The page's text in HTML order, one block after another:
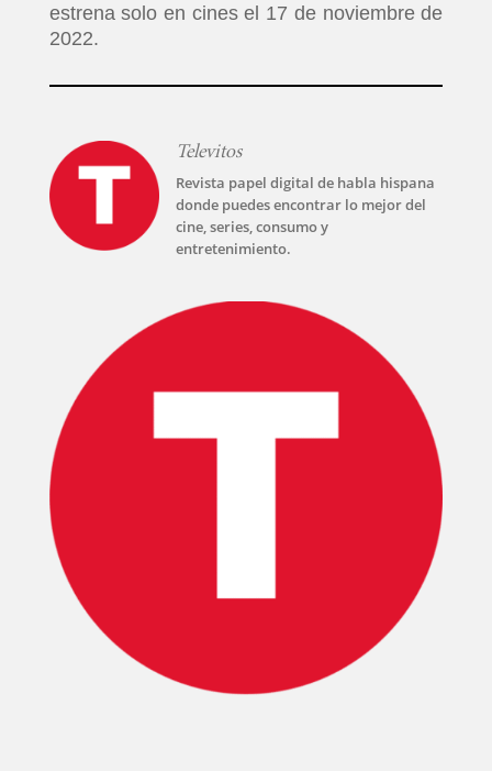
estrena solo en cines el 17 de noviembre de
2022.
Televitos
Revista papel digital de habla hispana
donde puedes encontrar lo mejor del
cine, series, consumo y
entretenimiento.